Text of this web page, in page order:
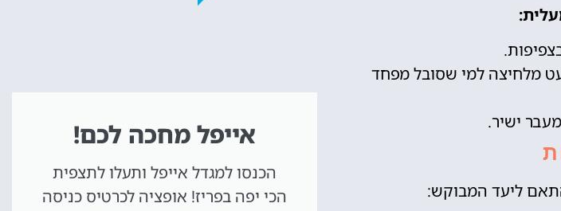
מלחיצה למי שסובל מפחד
ישיר.
ליעד המבוקש:
אייפל מחכה לכם!
הכנסו למגדל אייפל ותעלו לתצפית
הכי יפה בפריז! אופציה לכרטיס כניסה